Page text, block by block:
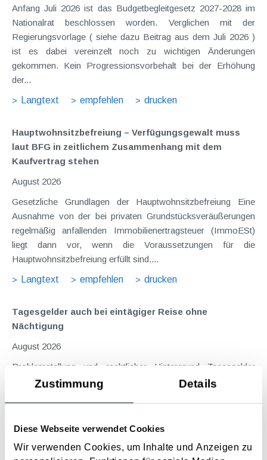
Zustimmung Details
Diese Webseite verwendet Cookies
Wir verwenden Cookies, um Inhalte und Anzeigen zu
Anfang Juli 2026 ist das Budgetbegleitgesetz 2027-2028 im
Nationalrat beschlossen worden. Verglichen mit der
Regierungsvorlage ( siehe dazu Beitrag aus dem Juli 2026 )
ist es dabei vereinzelt noch zu wichtigen Änderungen
gekommen. Kein Progressionsvorbehalt bei der Erhöhung
der...
Langtext
empfehlen drucken
Hauptwohnsitz​­befreiung – Verfügungsgewalt muss
laut BFG in zeitlichem Zusammenhang mit dem
Kaufvertrag stehen
August 2026
Gesetzliche Grundlagen der Hauptwohnsitzbefreiung Eine
Ausnahme von der bei privaten Grundstücksveräußerungen
regelmäßig anfallenden Immobilienertragsteuer (ImmoESt)
liegt dann vor, wenn die Voraussetzungen für die
Hauptwohnsitzbefreiung erfüllt sind....
Langtext
empfehlen drucken
Tagesgelder auch bei eintägiger Reise ohne
Nächtigung
August 2026
Problemstellung und rechtlicher Hintergrund Tagesgelder
sollen Verpflegungsmehraufwendungen ausgleichen, welche
typischerweise stellt sich das Problem in der...
Langtext
empfehlen drucken